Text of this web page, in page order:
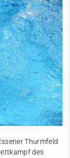
Thurmfeld
des